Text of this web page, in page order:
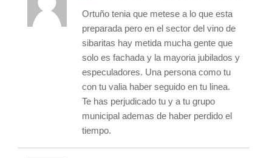
Ortuño tenia que metese a lo que esta
preparada pero en el sector del vino de
sibaritas hay metida mucha gente que
solo es fachada y la mayoria jubilados y
especuladores. Una persona como tu
con tu valia haber seguido en tu linea.
Te has perjudicado tu y a tu grupo
municipal ademas de haber perdido el
tiempo.